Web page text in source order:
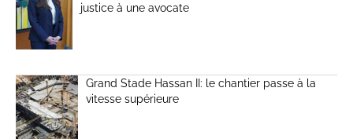
justice à une avocate
Grand Stade Hassan II: le chantier passe à la
vitesse supérieure